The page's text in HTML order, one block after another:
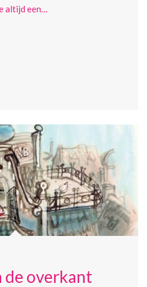
altijd een…
de overkant